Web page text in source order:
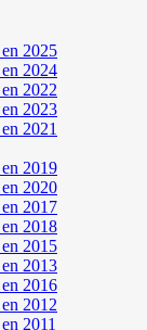
2025
2024
2022
2023
2021
2019
2020
2017
2018
2015
2013
2016
2012
2011